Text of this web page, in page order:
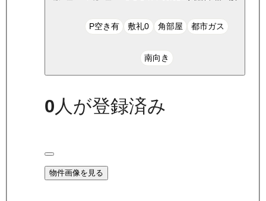
P空き有 敷礼0 角部屋 都市ガス
南向き
0人が登録済み
物件画像を見る